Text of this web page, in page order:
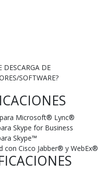
DESCARGA DE
SOFTWARE?
Microsoft® Lync®
Skype for Business
Skype™
con Cisco Jabber® y WebEx®